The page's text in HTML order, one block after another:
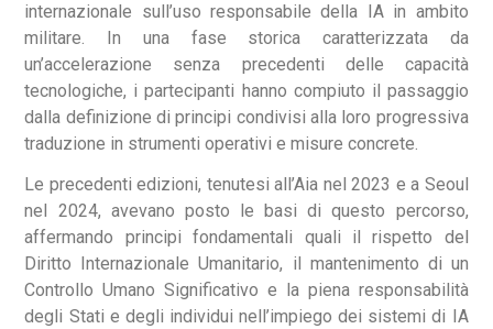
internazionale sull’uso responsabile della IA in ambito
militare. In una fase storica caratterizzata da
un’accelerazione senza precedenti delle capacità
tecnologiche, i partecipanti hanno compiuto il passaggio
dalla definizione di principi condivisi alla loro progressiva
traduzione in strumenti operativi e misure concrete.
Le precedenti edizioni, tenutesi all’Aia nel 2023 e a Seoul
nel 2024, avevano posto le basi di questo percorso,
affermando principi fondamentali quali il rispetto del
Diritto Internazionale Umanitario, il mantenimento di un
Controllo Umano Significativo e la piena responsabilità
degli Stati e degli individui nell’impiego dei sistemi di IA